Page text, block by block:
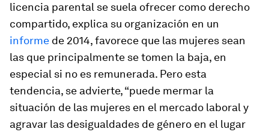
licencia parental se suela ofrecer como derecho
compartido, explica su organización en un
informe de 2014, favorece que las mujeres sean
las que principalmente se tomen la baja, en
especial si no es remunerada. Pero esta
tendencia, se advierte, “puede mermar la
situación de las mujeres en el mercado laboral y
agravar las desigualdades de género en el lugar